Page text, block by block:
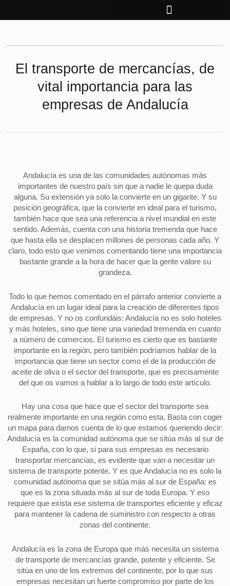
El transporte de mercancías, de
vital importancia para las
empresas de Andalucía
Andalucía es una de las comunidades autónomas más
importantes de nuestro país sin que a nadie le quepa duda
alguna. Su extensión ya solo la convierte en un gigante. Y su
posición geográfica, que la convierte en ideal para el turismo,
también hace que sea una referencia a nivel mundial en este
sentido. Además, cuenta con una historia tremenda que hace
que hasta ella se desplacen millones de personas cada año. Y
claro, todo esto que venimos comentando tiene una importancia
bastante grande a la hora de hacer que la gente valore su
grandeza.
Todo lo que hemos comentado en el párrafo anterior convierte a
Andalucía en un lugar ideal para la creación de diferentes tipos
de empresas. Y no os confundáis: Andalucía no es solo hoteles
y más hoteles, sino que tiene una variedad tremenda en cuanto
a número de comercios. El turismo es cierto que es bastante
importante en la región, pero también podríamos hablar de la
importancia que tiene un sector como el de la producción de
aceite de oliva o el sector del transporte, que es precisamente
del que os vamos a hablar a lo largo de todo este artículo.
Hay una cosa que hace que el sector del transporte sea
realmente importante en una región como esta. Basta con coger
un mapa para darnos cuenta de lo que estamos queriendo decir:
Andalucía es la comunidad autónoma que se sitúa más al sur de
España, con lo que, si para sus empresas es necesario
transportar mercancías, es evidente que van a necesitar un
sistema de transporte potente. Y es que Andalucía no es solo la
comunidad autónoma que se sitúa más al sur de España: es
que es la zona situada más al sur de toda Europa. Y eso
requiere que exista ese sistema de transportes eficiente y eficaz
para mantener la cadena de suministro con respecto a otras
zonas del continente.
Andalucía es la zona de Europa que más necesita un sistema
de transporte de mercancías grande, potente y eficiente. Se
sitúa en uno de los extremos del continente, por lo que sus
empresas necesitan un fuerte compromiso por parte de los